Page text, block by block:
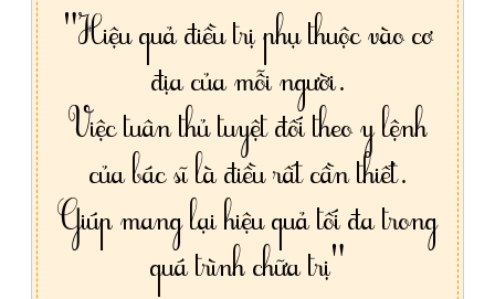
"Hiệu quả điều trị phụ thuộc vào cơ
địa của mỗi người.
Việc tuân thủ tuyệt đối theo y lệnh
của bác sĩ là điều rất cần thiết.
Giúp mang lại hiệu quả tối đa trong
quá trình chữa trị"